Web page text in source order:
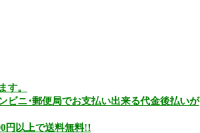
す。
ビニ･郵便局でお支払い出来る代金後払いが
円以上で送料無料!!